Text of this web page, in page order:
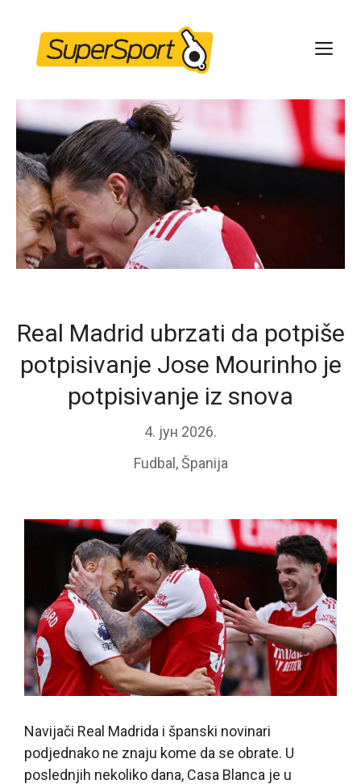
content
Real Madrid ubrzati da potpiše
potpisivanje Jose Mourinho je
potpisivanje iz snova
4. јун 2026.
Fudbal ,Španija
Navijači Real Madrida i španski novinari
podjednako ne znaju kome da se obrate. U
poslednjih nekoliko dana, Casa Blanca je u